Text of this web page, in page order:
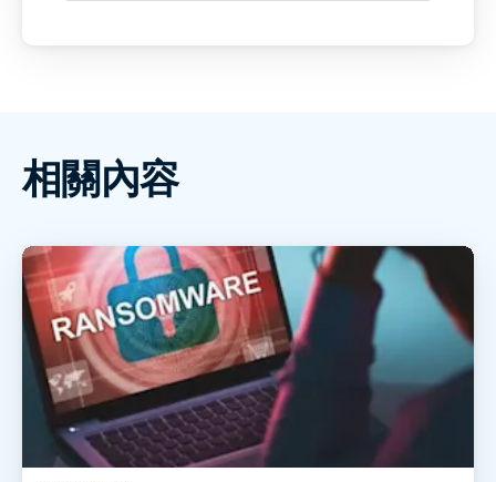
相關內容